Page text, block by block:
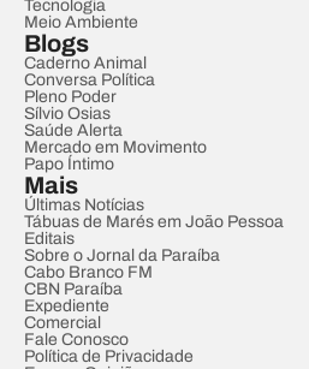
Tecnologia
Meio Ambiente
Blogs
Caderno Animal
Conversa Política
Pleno Poder
Sílvio Osias
Saúde Alerta
Mercado em Movimento
Papo Íntimo
Mais
Últimas Notícias
Tábuas de Marés em João Pessoa
Editais
Sobre o Jornal da Paraíba
Cabo Branco FM
CBN Paraíba
Expediente
Comercial
Fale Conosco
Política de Privacidade